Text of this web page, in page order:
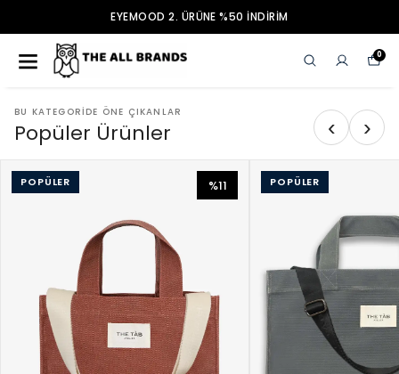
EYEMOOD 2. ÜRÜNE %50 İNDİRİM
0
BU KATEGORIDE ÖNE ÇIKANLAR
Popüler Ürünler ‹ ›
POPÜLER %11 POPÜLER